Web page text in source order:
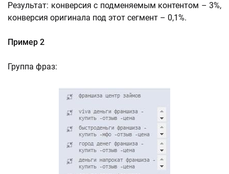
Результат: конверсия с подменяемым контентом – 3%,
конверсия оригинала под этот сегмент – 0,1%.
Пример 2
Группа фраз: